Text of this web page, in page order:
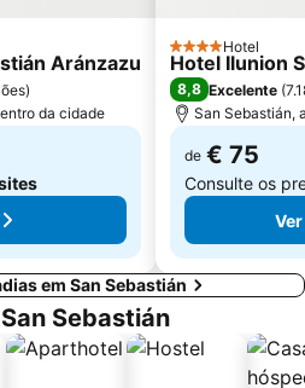
Aránzazu
)
da cidade
4 Estrelas
Hotel
Hotel Ilunion
8,8 Excelente (
San Sebastián,
de € 75
Consulte os
em San Sebastián
Sebastián